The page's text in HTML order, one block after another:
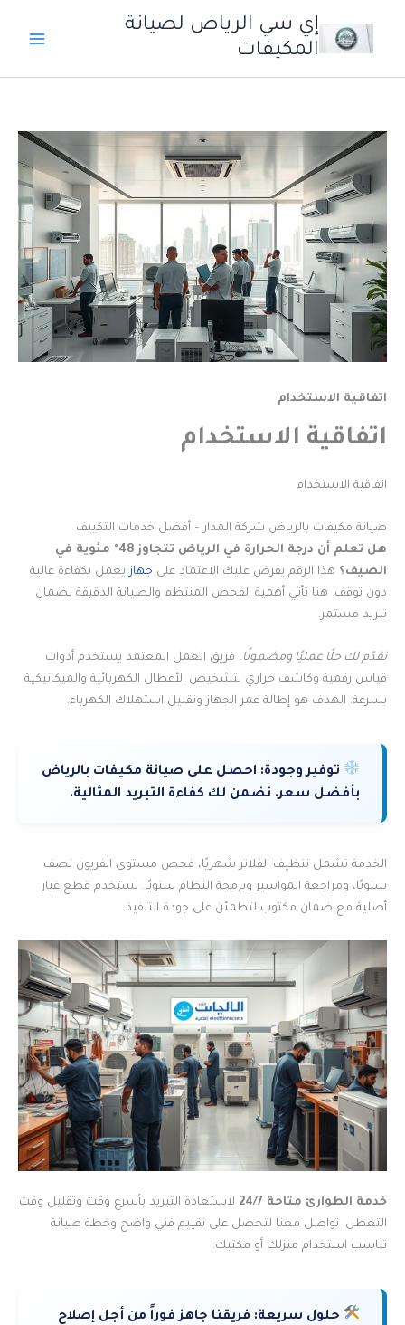
المحتوى
إي سي الرياض لصيانة
المكيفات
اتفاقية الاستخدام
اتفاقية الاستخدام
اتفاقية الاستخدام
صيانة مكيفات بالرياض شركة المدار – أفضل خدمات التكييف
هل تعلم أن درجة الحرارة في الرياض تتجاوز 48° مئوية في
الصيف؟ هذا الرقم يفرض عليك الاعتماد على جهازيعمل بكفاءة عالية
دون توقف. هنا تأتي أهمية الفحص المنتظم والصيانة الدقيقة لضمان
تبريد مستمر.
نقدّم لك حلًا عمليًا ومضمونًا. فريق العمل المعتمد يستخدم أدوات
قياس رقمية وكاشف حراري لتشخيص الأعطال الكهربائية والميكانيكية
بسرعة. الهدف هو إطالة عمر الجهاز وتقليل استهلاك الكهرباء.
توفير وجودة: احصل على صيانة مكيفات بالرياض
بأفضل سعر. نضمن لك كفاءة التبريد المثالية.
الخدمة تشمل تنظيف الفلاتر شهريًا، فحص مستوى الفريون نصف
سنويًا، ومراجعة المواسير وبرمجة النظام سنويًا. نستخدم قطع غيار
أصلية مع ضمان مكتوب لتطمئن على جودة التنفيذ.
خدمة الطوارئ متاحة 24/7
لاستعادة التبريد بأسرع وقت وتقليل وقت
التعطل. تواصل معنا لتحصل على تقييم فني واضح وخطة صيانة
تناسب استخدام منزلك أو مكتبك.
حلول سريعة: فريقنا جاهز فوراً من أجل إصلاح